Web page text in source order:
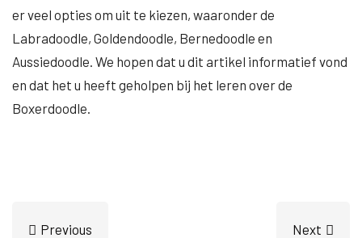
er veel opties om uit te kiezen, waaronder de
Labradoodle, Goldendoodle, Bernedoodle en
Aussiedoodle. We hopen dat u dit artikel informatief vond
en dat het u heeft geholpen bij het leren over de
Boxerdoodle.
Previous Next